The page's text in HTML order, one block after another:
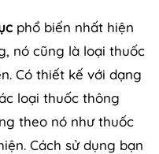
phổ biến nhất hiện
nó cũng là loại thuốc
Có thiết kế với dạng
loại thuốc thông
theo nó như thuốc
Cách sử dụng bạn